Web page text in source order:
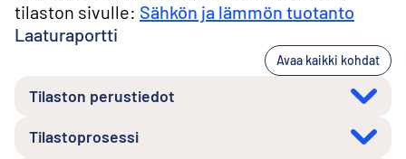
tilaston sivulle: Sähkön ja lämmön tuotanto
Laaturaportti
Avaa kaikki kohdat
Tilaston perustiedot
Tilastoprosessi